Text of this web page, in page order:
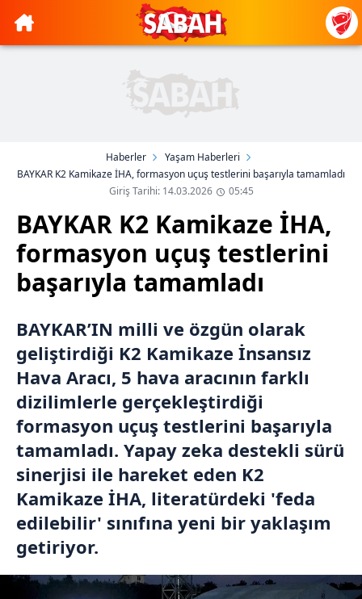
Haberler
Yaşam Haberleri
BAYKAR K2 Kamikaze İHA, formasyon uçuş testlerini başarıyla tamamladı
Giriş Tarihi: 14.03.2026
05:45
BAYKAR K2 Kamikaze İHA,
formasyon uçuş testlerini
başarıyla tamamladı
BAYKAR’IN milli ve özgün olarak
geliştirdiği K2 Kamikaze İnsansız
Hava Aracı, 5 hava aracının farklı
dizilimlerle gerçekleştirdiği
formasyon uçuş testlerini başarıyla
tamamladı. Yapay zeka destekli sürü
sinerjisi ile hareket eden K2
Kamikaze İHA, literatürdeki 'feda
edilebilir' sınıfına yeni bir yaklaşım
getiriyor.